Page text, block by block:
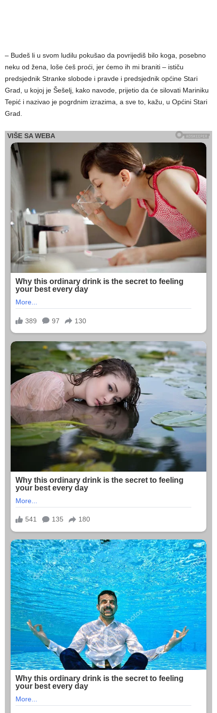
– Budeš li u svom ludilu pokušao da povrijediš bilo koga, posebno
neku od žena, loše ćeš proći, jer ćemo ih mi braniti – ističu
predsjednik Stranke slobode i pravde i predsjednik općine Stari
Grad, u kojoj je Šešelj, kako navode, prijetio da će silovati Mariniku
Tepić i nazivao je pogrdnim izrazima, a sve to, kažu, u Općini Stari
Grad.